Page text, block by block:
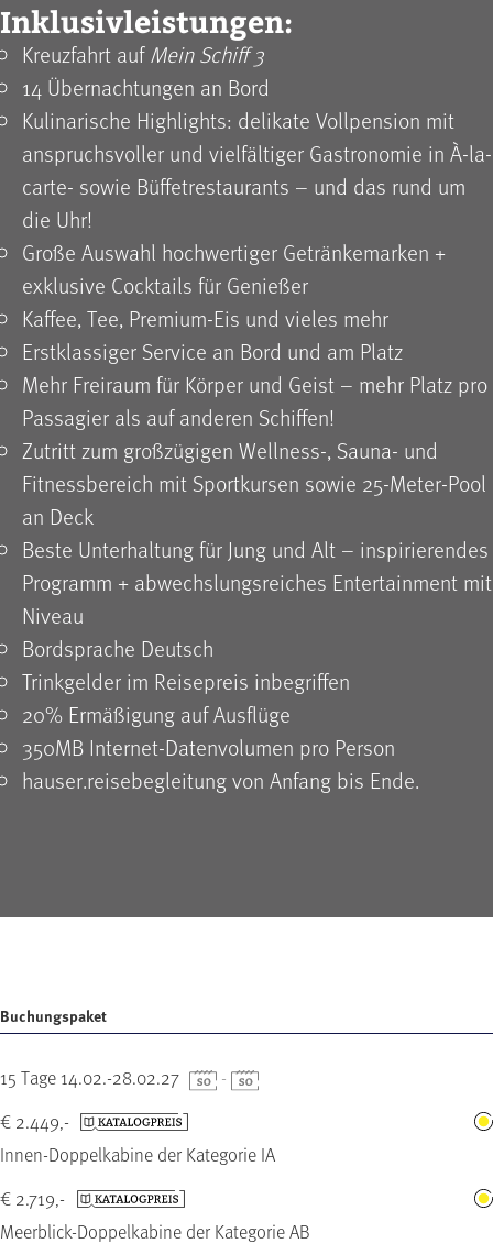
Inklusivleistungen:
Kreuzfahrt aufMein Schiff 3
14 Übernachtungen an Bord
Kulinarische Highlights: delikate Vollpension mit
anspruchsvoller und vielfältiger Gastronomie in À-la-
carte- sowie Büffet­restaurants – und das rund um
die Uhr!
Große Auswahl hochwertiger Getränkemarken +
exklusive Cocktails für Genießer
Kaffee, Tee, Premium-Eis und vieles mehr
Erstklassiger Service an Bord und am Platz
Mehr Freiraum für Körper und Geist – mehr Platz pro
Passagier als auf anderen Schiffen!
Zutritt zum großzügigen Wellness-, Sauna- und
Fitnessbereich mit Sportkursen sowie 25-Meter-Pool
an Deck
Beste Unterhaltung für Jung und Alt – inspirierendes
Programm + abwechslungsreiches Entertainment mit
Niveau
Bordsprache Deutsch
Trinkgelder im Reisepreis inbegriffen
20% Ermäßigung auf Ausflüge
350MB Internet-Datenvolumen pro Person
hauser.reisebegleitung von Anfang bis Ende.
Buchungspaket
15 Tage 14.02.-28.02.27 -
Innen-Doppelkabine der Kategorie IA
€ 2.449,-
Meerblick-Doppelkabine der Kategorie AB
€ 2.719,-